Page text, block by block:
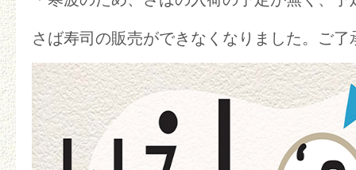
さば寿司の販売ができなくなりました。ご了